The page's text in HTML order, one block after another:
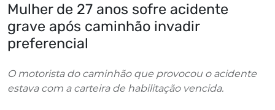
Mulher de 27 anos sofre acidente
grave após caminhão invadir
preferencial
O motorista do caminhão que provocou o acidente
estava com a carteira de habilitação vencida.